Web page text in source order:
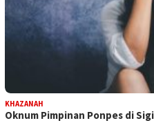
KHAZANAH
Oknum Pimpinan Ponpes di